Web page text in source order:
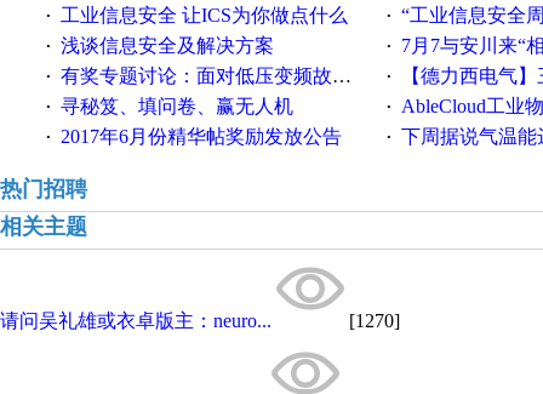
·
工业信息安全 让ICS为你做点什么 · “工业信息安全周之我见”
· 浅谈信息安全及解决方案 · 7月7与安川来“
· 有奖专题讨论：面对低压变频故障，老手是这样解决的！ · 【德力西电气】三
· 寻秘笈、填问卷、赢无人机 · AbleCloud工业物联
· 2017年6月份精华帖奖励发放公告 · 下周据说气温能
热门招聘
相关主题
请问吴礼雄或衣卓版主：neuro... [1270]